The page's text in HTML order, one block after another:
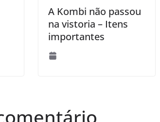
A Kombi não passou
na vistoria – Itens
importantes